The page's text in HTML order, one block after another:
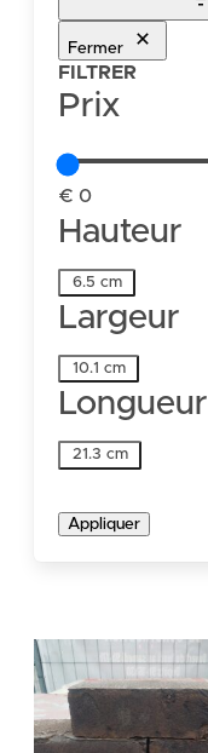
Fermer
FILTRER
Prix
€ 0
Hauteur
Hauteur
6.5 cm
Largeur
Largeur
10.1 cm
Longueur
Longueur
21.3 cm
Appliquer